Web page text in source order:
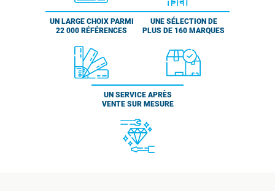
UN LARGE CHOIX PARMI
22 000 RÉFÉRENCES
UNE SÉLECTION DE
PLUS DE 160 MARQUES
UN SERVICE APRÈS
VENTE SUR MESURE